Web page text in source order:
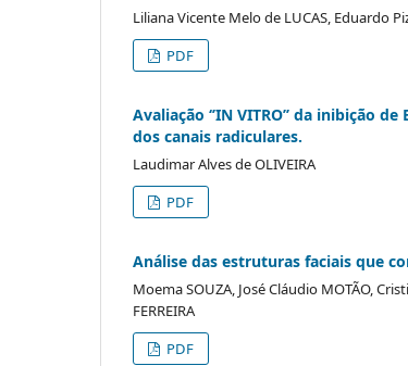
Liliana Vicente Melo de LUCAS, Eduardo
PDF
Avaliação ‘’IN VITRO’’ da inibição
dos canais radiculares.
Laudimar Alves de OLIVEIRA
PDF
Análise das estruturas faciais que
Moema SOUZA, José Cláudio MOTÃO,
FERREIRA
PDF